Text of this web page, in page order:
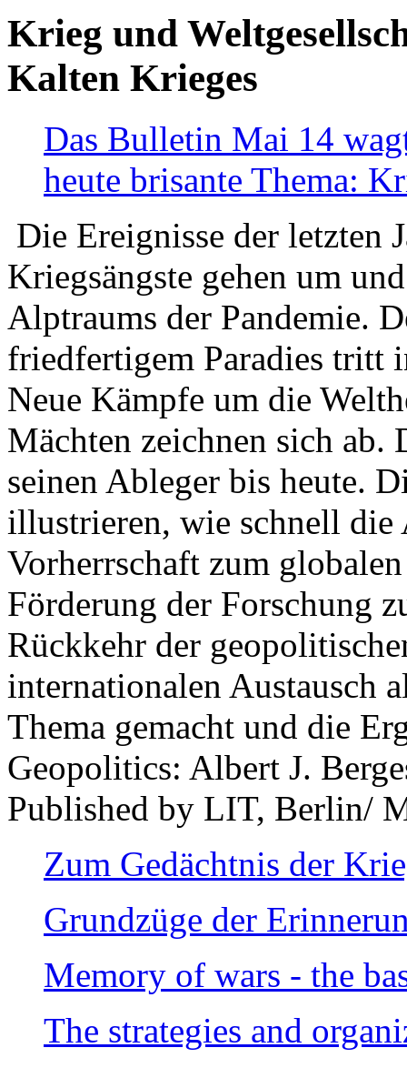
Krieg und
Kalten Krieges
Das Bulletin Mai 14
heute brisante Thema:
Die Ereignisse der letzten
Kriegsängste gehen um
Alptraums der Pandemie.
friedfertigem Paradies tritt
Neue Kämpfe um die
Mächten zeichnen sich
seinen Ableger bis heute.
illustrieren, wie schnell die
Vorherrschaft zum
Förderung der Forschung
Rückkehr der
internationalen Austausch
Thema gemacht und die
Geopolitics: Albert J.
Published by LIT, Berlin/
Zum Gedächtnis der
Grundzüge der
Memory of wars - the
The strategies and